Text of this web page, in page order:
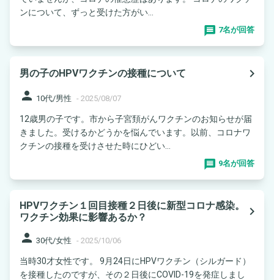
ンについて、ずっと受けた方がい...
7名が回答
男の子のHPVワクチンの接種について
navigate_next
person 10代/男性 - 2025/08/07
12歳男の子です。市から子宮頚がんワクチンのお知らせが届
きました。受けるかどうかを悩んでいます。以前、コロナワ
クチンの接種を受けさせた時にひどい...
9名が回答
HPVワクチン１回目接種２日後に新型コロナ感染。
ワクチン効果に影響あるか？
navigate_next
person 30代/女性 - 2025/10/06
当時30才女性です。 9月24日にHPVワクチン（シルガード）
を接種したのですが、その２日後にCOVID-19を発症しまし